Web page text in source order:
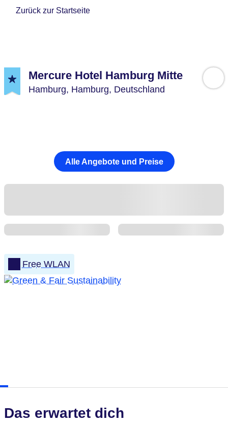
Zurück zur Startseite
Mercure Hotel Hamburg Mitte
Hamburg, Hamburg, Deutschland
Alle Angebote und Preise
Free WLAN
Das erwartet dich